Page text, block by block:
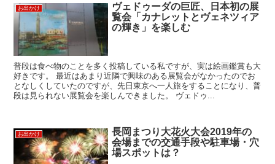
お出かけ
ヴェドゥーダの巨匠、日本初の展
覧会「カナレットとヴェネツィア
の輝き」を楽しむ
普段は食べ物のことを多く投稿している私ですが、実は絵画鑑賞も大
好きです。 最近はあまり近隣で興味のある展覧会がなかったのでお
となしくしていたのですが、先日東京へ一人旅をすることになり、普
段は見られない展覧会を楽しんできました。 ヴェドゥ...
お出かけ
長岡まつり大花火大会2019年の
会場までの交通手段や駐車場・穴
場スポットは？